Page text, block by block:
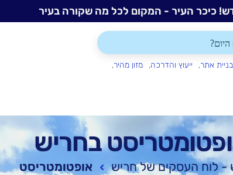
כיכר העיר - המקום לכל מה שקורה בעיר
בניית אתר ייעוץ והדרכה
מזון מהיר
בחריש
- לוח העסקים של חריש אופטומטריסט